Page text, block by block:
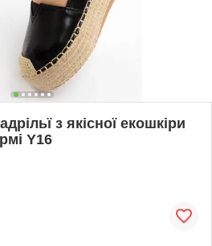
з якісної екошкіри
Y16